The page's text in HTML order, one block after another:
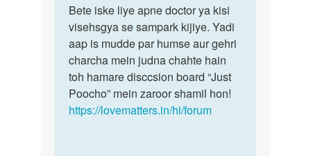
to
Docter
g
main
aap
mujhko
ek
Bete
iske
liye
apne
doctor
ya
Bete iske liye apne doctor ya kisi
visehsgya se sampark kijiye. Yadi
aap is mudde par humse aur gehri
charcha mein judna chahte hain
toh hamare disccsion board “Just
Poocho” mein zaroor shamil hon!
https://lovematters.in/hi/forum